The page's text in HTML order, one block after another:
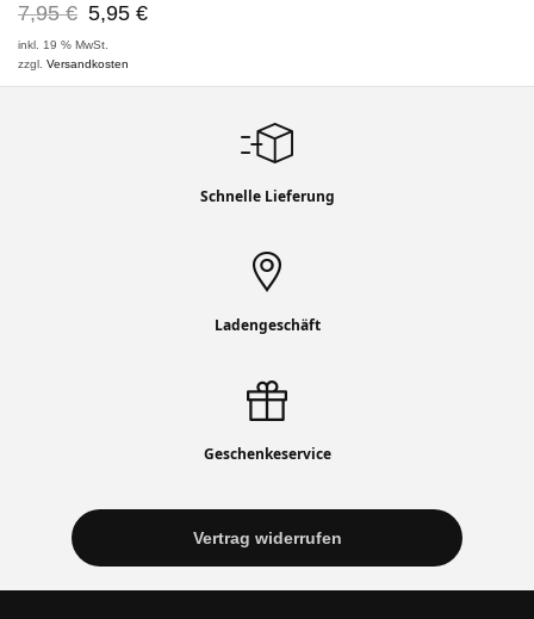
7,95€ 5,95 €
inkl. 19 % MwSt.
zzgl.Versandkosten
Schnelle Lieferung
Ladengeschäft
Geschenkeservice
Vertrag widerrufen